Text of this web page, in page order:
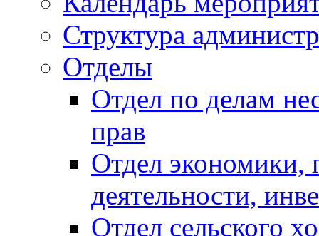
Структура
Отделы
Отдел по делам
прав
Отдел экономики,
деятельности,
Отдел сельского